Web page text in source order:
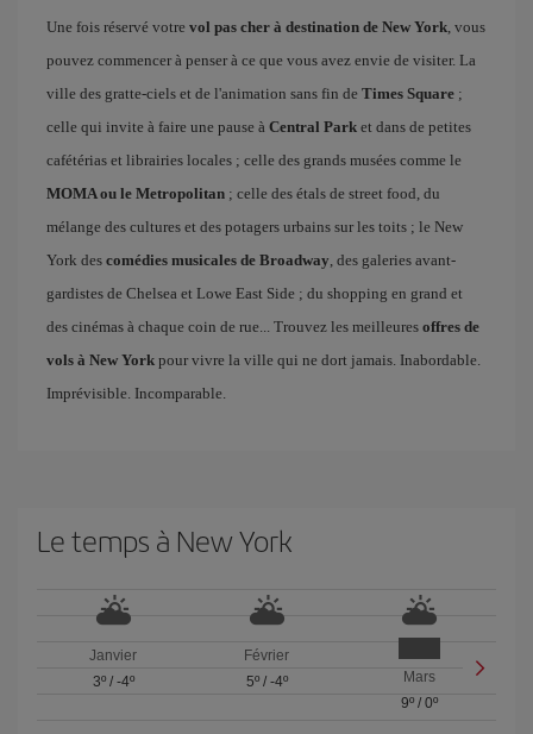
Une fois réservé votre vol pas cher à destination de New York, vous
pouvez commencer à penser à ce que vous avez envie de visiter. La
ville des gratte-ciels et de l'animation sans fin de Times Square ;
celle qui invite à faire une pause à Central Park et dans de petites
cafétérias et librairies locales ; celle des grands musées comme le
MOMA ou le Metropolitan ; celle des étals de street food, du
mélange des cultures et des potagers urbains sur les toits ; le New
York des comédies musicales de Broadway, des galeries avant-
gardistes de Chelsea et Lowe East Side ; du shopping en grand et
des cinémas à chaque coin de rue... Trouvez les meilleures offres de
vols à New York pour vivre la ville qui ne dort jamais. Inabordable.
Imprévisible. Incomparable.
Le temps à New York
Janvier
3º/ -4º
Février
5º/ -4º
Mars
9º /0º